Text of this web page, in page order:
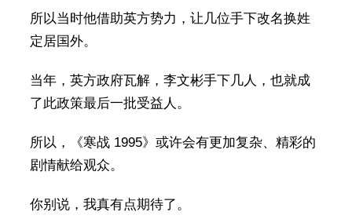
所以当时他借助英方势力，让几位手下改名换姓
定居国外。
当年，英方政府瓦解，李文彬手下几人，也就成
了此政策最后一批受益人。
所以，《寒战 1995》或许会有更加复杂、精彩的
剧情献给观众。
你别说，我真有点期待了。